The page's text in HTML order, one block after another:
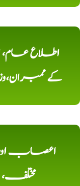
اطلاع عام،
کے
اعصاب اور